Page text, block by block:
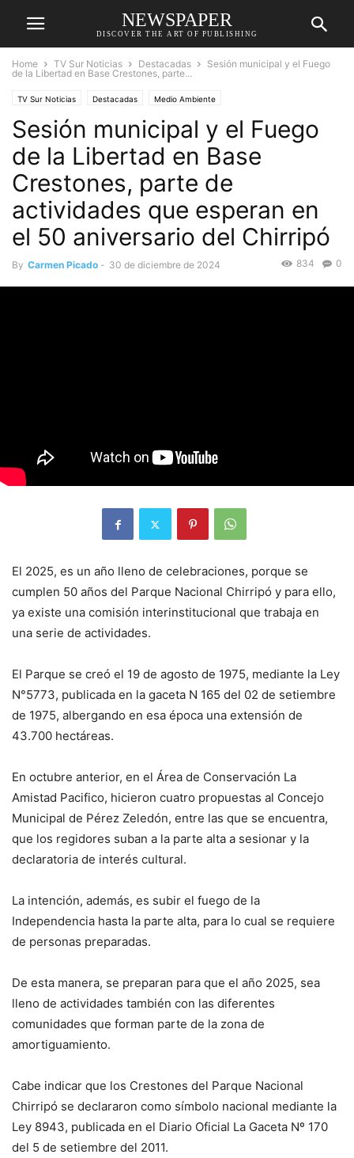
NEWSPAPER
DISCOVER THE ART OF PUBLISHING
Home TV Sur Noticias Destacadas
Sesión municipal y el Fuego
de la Libertad en Base Crestones, parte...
TV Sur Noticias Destacadas Medio Ambiente
Sesión municipal y el Fuego
de la Libertad en Base
Crestones, parte de
actividades que esperan en
el 50 aniversario del Chirripó
By Carmen Picado - 30 de diciembre de 2024 0
834
El 2025, es un año lleno de celebraciones, porque se
cumplen 50 años del Parque Nacional Chirripó y para ello,
ya existe una comisión interinstitucional que trabaja en
una serie de actividades.
El Parque se creó el 19 de agosto de 1975, mediante la Ley
N°5773, publicada en la gaceta N 165 del 02 de setiembre
de 1975, albergando en esa época una extensión de
43.700 hectáreas.
En octubre anterior, en el Área de Conservación La
Amistad Pacifico, hicieron cuatro propuestas al Concejo
Municipal de Pérez Zeledón, entre las que se encuentra,
que los regidores suban a la parte alta a sesionar y la
declaratoria de interés cultural.
La intención, además, es subir el fuego de la
Independencia hasta la parte alta, para lo cual se requiere
de personas preparadas.
De esta manera, se preparan para que el año 2025, sea
lleno de actividades también con las diferentes
comunidades que forman parte de la zona de
amortiguamiento.
Cabe indicar que los Crestones del Parque Nacional
Chirripó se declararon como símbolo nacional mediante la
Ley 8943, publicada en el Diario Oficial La Gaceta Nº 170
del 5 de setiembre del 2011.